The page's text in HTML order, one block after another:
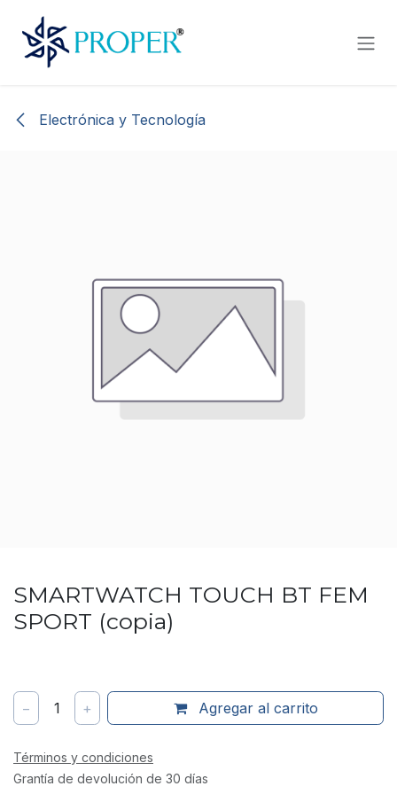
Electrónica y Tecnología
SMARTWATCH TOUCH BT FEM
SPORT (copia)
− 1 + Agregar al carrito
Términos y condiciones
Grantía de devolución de 30 días